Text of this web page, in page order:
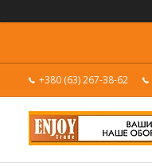
+380 (63) 267-38-62